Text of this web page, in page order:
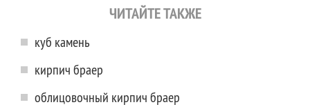
ЧИТАЙТЕ ТАКЖЕ
куб камень
кирпич браер
облицовочный кирпич браер